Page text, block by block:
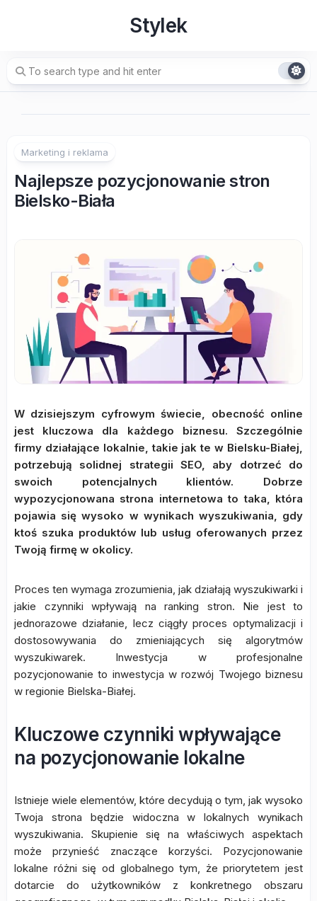
Stylek
Marketing i reklama
Najlepsze pozycjonowanie stron
Bielsko-Biała
W dzisiejszym cyfrowym świecie, obecność online
jest kluczowa dla każdego biznesu. Szczególnie
firmy działające lokalnie, takie jak te w Bielsku-Białej,
potrzebują solidnej strategii SEO, aby dotrzeć do
swoich potencjalnych klientów. Dobrze
wypozycjonowana strona internetowa to taka, która
pojawia się wysoko w wynikach wyszukiwania, gdy
ktoś szuka produktów lub usług oferowanych przez
Twoją firmę w okolicy.
Proces ten wymaga zrozumienia, jak działają wyszukiwarki i
jakie czynniki wpływają na ranking stron. Nie jest to
jednorazowe działanie, lecz ciągły proces optymalizacji i
dostosowywania do zmieniających się algorytmów
wyszukiwarek. Inwestycja w profesjonalne
pozycjonowanie to inwestycja w rozwój Twojego biznesu
w regionie Bielska-Białej.
Kluczowe czynniki wpływające
na pozycjonowanie lokalne
Istnieje wiele elementów, które decydują o tym, jak wysoko
Twoja strona będzie widoczna w lokalnych wynikach
wyszukiwania. Skupienie się na właściwych aspektach
może przynieść znaczące korzyści. Pozycjonowanie
lokalne różni się od globalnego tym, że priorytetem jest
dotarcie do użytkowników z konkretnego obszaru